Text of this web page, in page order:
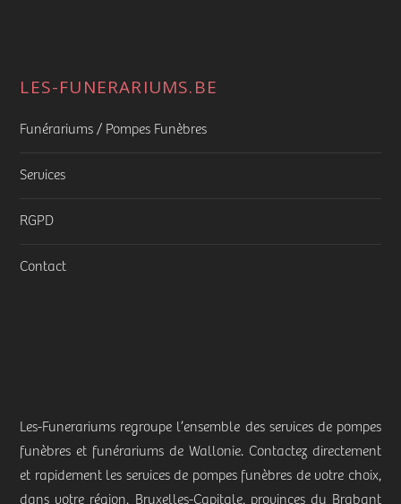
LES-FUNERARIUMS.BE
Funérariums / Pompes Funèbres
Services
RGPD
Contact
Les-Funerariums regroupe l’ensemble des services de pompes
funèbres et funérariums de Wallonie. Contactez directement
et rapidement les services de pompes funèbres de votre choix,
dans votre région. Bruxelles-Capitale, provinces du Brabant